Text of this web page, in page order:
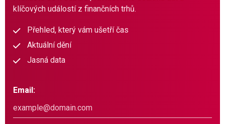
klíčových událostí z finančních trhů.
Přehled, který vám ušetří čas
Aktuální dění
Jasná data
Email: